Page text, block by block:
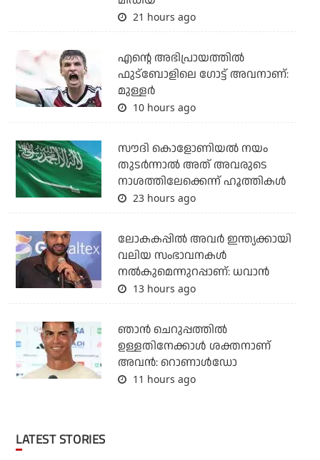
21 hours ago
എന്റെ അഭിപ്രായത്തില്‍
ഫുട്‌ബോളിലെ ഗോട്ട് അവനാണ്:
മുള്ളര്‍
10 hours ago
സൗദി കൊളോണിയല്‍ നയം
തുടര്‍ന്നാല്‍ അത് അവരുടെ
നാശത്തിലേക്കെന്ന് ഹൂത്തികള്‍
23 hours ago
ലോകകപ്പിൽ അവര്‍ ഇന്ത്യക്കായി
വലിയ സംഭാവനകള്‍
നല്‍കുമെന്നുറപ്പാണ്: ധവാന്‍
13 hours ago
ഞാന്‍ ചെറുപ്പത്തില്‍
ഉള്ളതിനേക്കാള്‍ ശക്തനാണ്
അവന്‍: റൊണാള്‍ഡോ
11 hours ago
LATEST STORIES